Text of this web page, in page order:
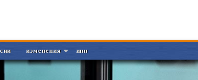
изменения инн